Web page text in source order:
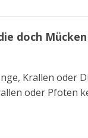
doch
Krallen oder
oder Pfoten